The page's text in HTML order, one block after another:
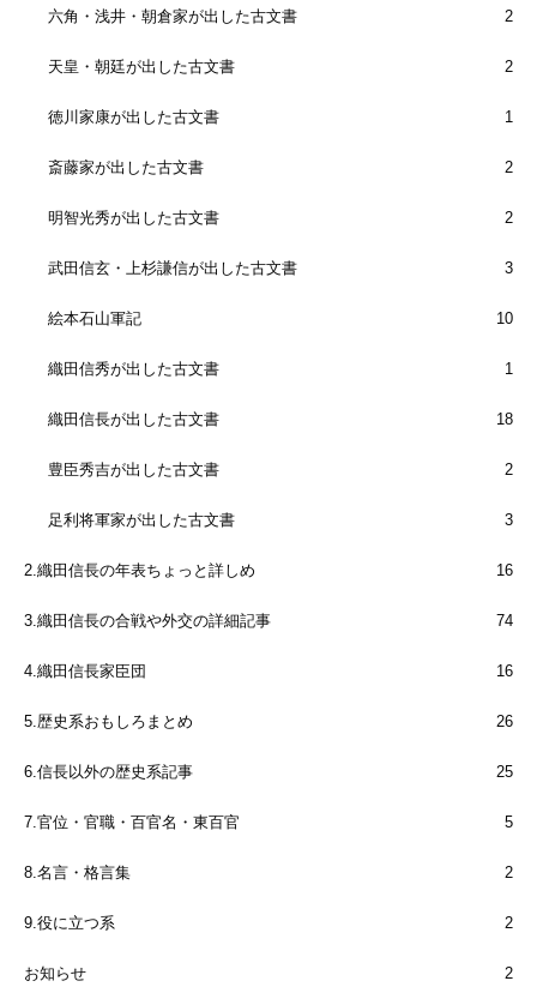
六角・浅井・朝倉家が出した古文書 2
天皇・朝廷が出した古文書 2
徳川家康が出した古文書 1
斎藤家が出した古文書 2
明智光秀が出した古文書 2
武田信玄・上杉謙信が出した古文書 3
絵本石山軍記 10
織田信秀が出した古文書 1
織田信長が出した古文書 18
豊臣秀吉が出した古文書 2
足利将軍家が出した古文書 3
2.織田信長の年表ちょっと詳しめ 16
3.織田信長の合戦や外交の詳細記事 74
4.織田信長家臣団 16
5.歴史系おもしろまとめ 26
6.信長以外の歴史系記事 25
7.官位・官職・百官名・東百官 5
8.名言・格言集 2
9.役に立つ系 2
お知らせ 2